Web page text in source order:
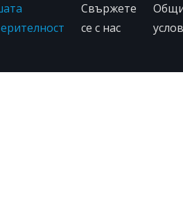
Свържете
се с нас